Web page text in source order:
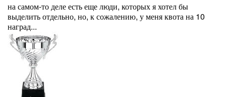
на самом-то деле есть еще люди, которых я хотел бы
выделить отдельно, но, к сожалению, у меня квота на 10
наград...